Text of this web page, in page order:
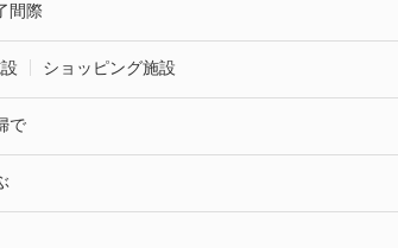
間際
ショッピング施設
で